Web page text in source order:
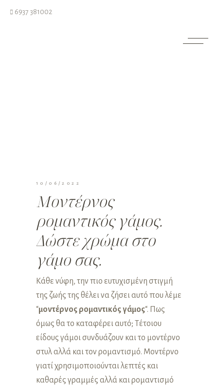
6937 381002
10/06/2022
Μοντέρνος
ρομαντικός γάμος.
Δώστε χρώμα στο
γάμο σας.
Κάθε νύφη, την πιο ευτυχισμένη στιγμή
της ζωής της θέλει να ζήσει αυτό που λέμε
“μοντέρνος ρομαντικός γάμος“. Πως
όμως θα το καταφέρει αυτό; Τέτοιου
είδους γάμοι συνδυάζουν και το μοντέρνο
στυλ αλλά και τον ρομαντισμό. Μοντέρνο
γιατί χρησιμοποιούνται λεπτές και
καθαρές γραμμές αλλά και ρομαντισμό